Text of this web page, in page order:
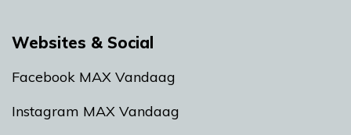
Websites & Social
Facebook MAX Vandaag
Instagram MAX Vandaag